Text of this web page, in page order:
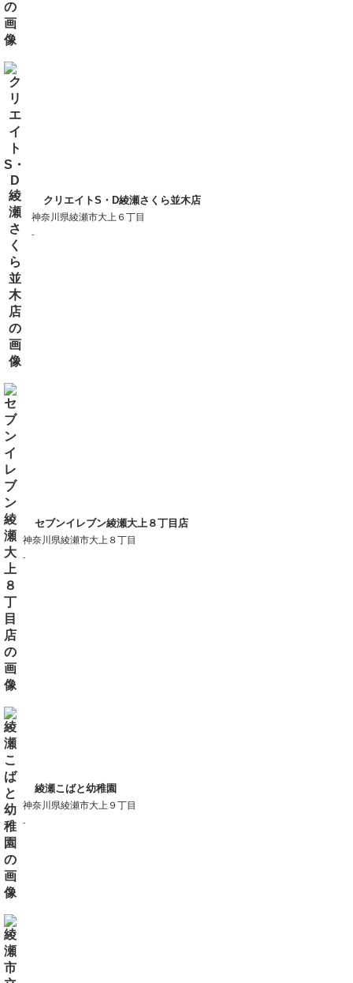
クリエイトS・D綾瀬さくら並木店
神奈川県綾瀬市大上６丁目
-
セブンイレブン綾瀬大上８丁目店
神奈川県綾瀬市大上８丁目
-
綾瀬こばと幼稚園
神奈川県綾瀬市大上９丁目
-